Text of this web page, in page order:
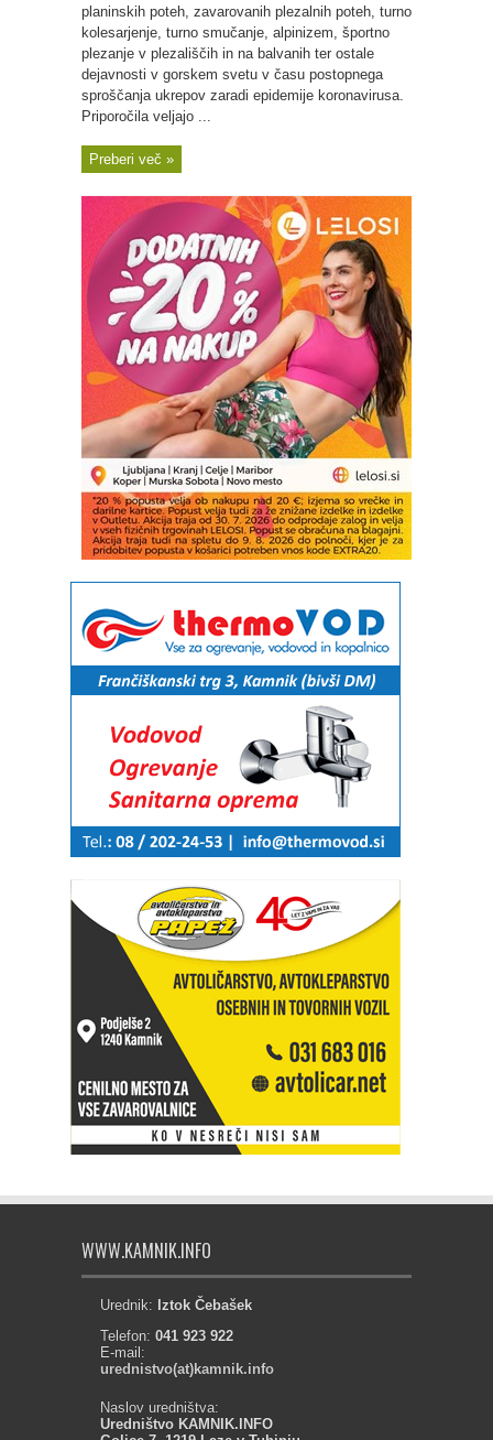
planinskih poteh, zavarovanih plezalnih poteh, turno
kolesarjenje, turno smučanje, alpinizem, športno
plezanje v plezališčih in na balvanih ter ostale
dejavnosti v gorskem svetu v času postopnega
sproščanja ukrepov zaradi epidemije koronavirusa.
Priporočila veljajo ...
Preberi več »
WWW.KAMNIK.INFO
Urednik: Iztok Čebašek
Telefon: 041 923 922
E-mail:
urednistvo(at)kamnik.info
Naslov uredništva:
Uredništvo KAMNIK.INFO